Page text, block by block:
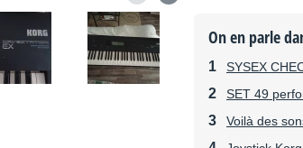
On en parle
SYSEX
SET 49
Voilà des